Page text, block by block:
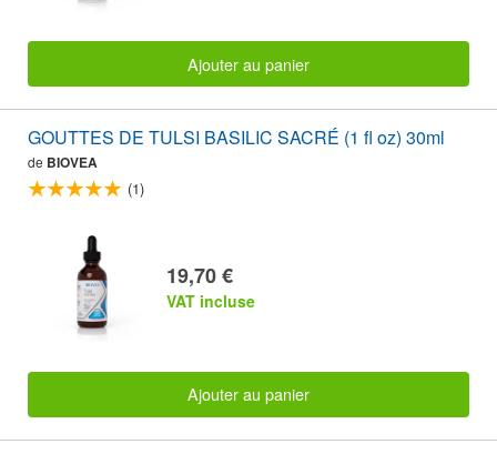
Ajouter au panier
GOUTTES DE TULSI BASILIC SACRÉ (1 fl oz) 30ml
de BIOVEA
(1)
19,70 €
VAT incluse
Ajouter au panier